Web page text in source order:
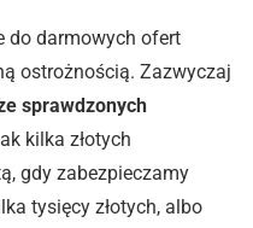
do darmowych ofert
ostrożnością. Zazwyczaj
sprawdzonych
kilka złotych
gdy zabezpieczamy
tysięcy złotych, albo